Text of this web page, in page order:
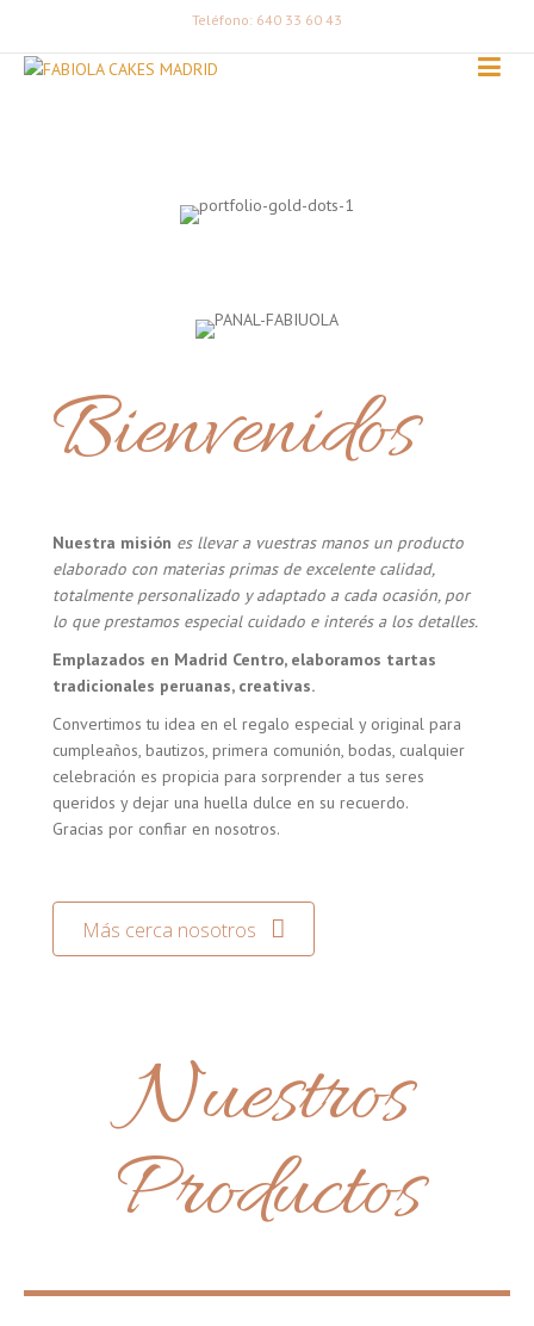
Teléfono: 640 33 60 43
Bienvenidos
Nuestra misión es llevar a vuestras manos un producto
elaborado con materias primas de excelente calidad,
totalmente personalizado y adaptado a cada ocasión, por
lo que prestamos especial cuidado e interés a los detalles.
Emplazados en Madrid Centro, elaboramos tartas
tradicionales peruanas, creativas.
Convertimos tu idea en el regalo especial y original para
cumpleaños, bautizos, primera comunión, bodas, cualquier
celebración es propicia para sorprender a tus seres
queridos y dejar una huella dulce en su recuerdo.
Gracias por confiar en nosotros.
Más cerca nosotros
Nuestros
Productos